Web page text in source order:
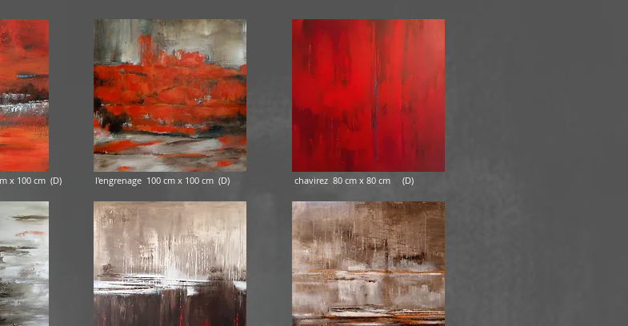
100 cm x 100 cm (D) l'engrenage 100 cm x 100 cm (D) chavirez 80 cm x 80 cm (D)